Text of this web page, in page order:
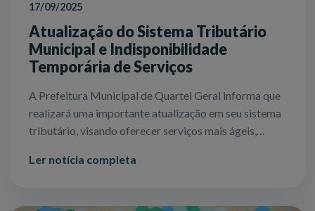
17/09/2025
Atualização do Sistema Tributário
Municipal e Indisponibilidade
Temporária de Serviços
A Prefeitura Municipal de Quartel Geral informa que
realizará uma importante atualização em seu sistema
tributário, visando oferecer serviços mais ágeis,
Ler notícia completa